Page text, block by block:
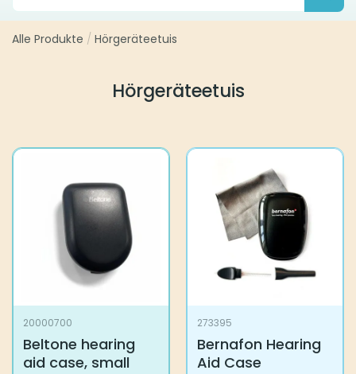
Alle Produkte / Hörgeräteetuis
Hörgeräteetuis
20000700
Beltone hearing
aid case, small
273395
Bernafon Hearing
Aid Case